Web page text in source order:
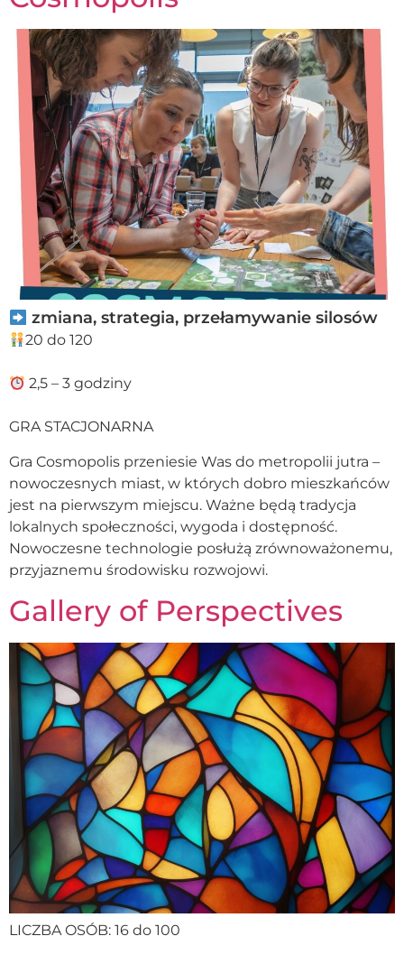
zmiana, strategia, przełamywanie silosów
20 do 120
2,5 – 3 godziny
GRA STACJONARNA
Gra Cosmopolis przeniesie Was do metropolii jutra –
nowoczesnych miast, w których dobro mieszkańców
jest na pierwszym miejscu. Ważne będą tradycja
lokalnych społeczności, wygoda i dostępność.
Nowoczesne technologie posłużą zrównoważonemu,
przyjaznemu środowisku rozwojowi.
Gallery of Perspectives
LICZBA OSÓB: 16 do 100